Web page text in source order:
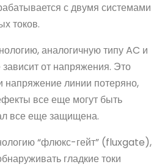
с двумя системами
токов.
аналогичную типу AC и
от напряжения. Это
напряжение линии потеряно,
все еще могут быть
все еще защищена.
“флюкс-гейт” (fluxgate),
гладкие токи